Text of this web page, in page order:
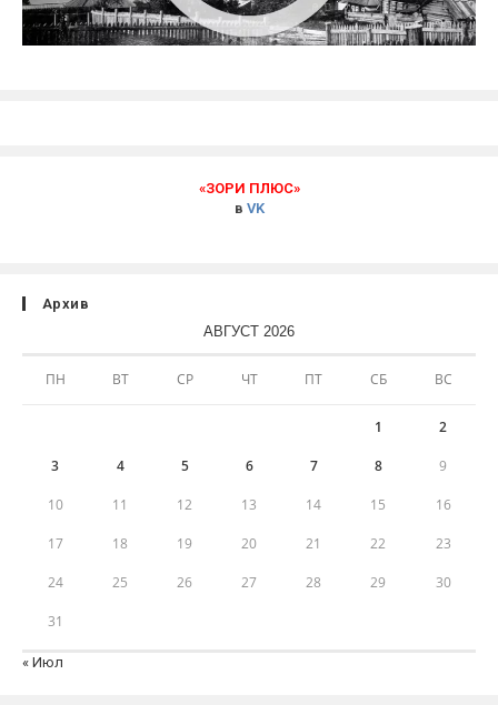
«ЗОРИ ПЛЮС»
в VK
Архив
АВГУСТ 2026
ПН ВТ СР ЧТ ПТ СБ ВС
1 2
3 4 5 6 7 8 9
10 11 12 13 14 15 16
17 18 19 20 21 22 23
24 25 26 27 28 29 30
31
« Июл